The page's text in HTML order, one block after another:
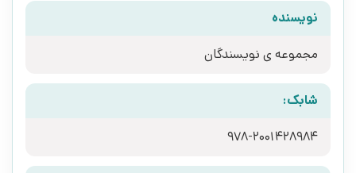
نویسنده
مجموعه ی نویسندگان
شابک:
978-2001428984